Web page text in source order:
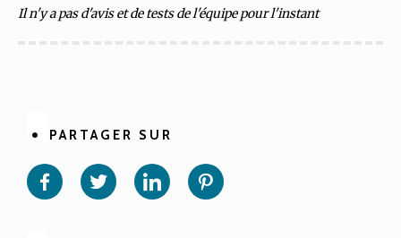
Il n'y a pas d'avis et de tests de l'équipe pour l'instant
PARTAGER SUR
Partager
sur
Partager
sur sur